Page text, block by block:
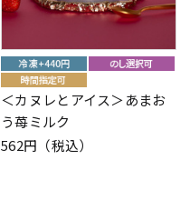
＜カヌレとアイス＞あまお
う苺ミルク
562円（税込）